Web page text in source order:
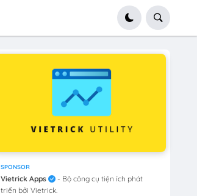
SPONSOR
Vietrick Apps
- Bộ công cụ tiện ích phát
triển bởi Vietrick.